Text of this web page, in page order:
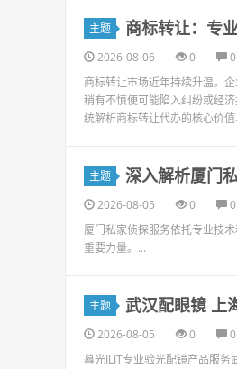
主题 商标转让：专
2026-08-06 0
0
商标转让市场近年持续升温，
稍有不慎便可能陷入纠纷或经
统解析商标转让代办的核心价
主题 深入解析厦门
2026-08-05 0
0
厦门私家侦探服务依托专业技
重要力量。...
主题 武汉配眼镜 上
2026-08-05 0
0
暮光ILIT专业验光配镜产品服